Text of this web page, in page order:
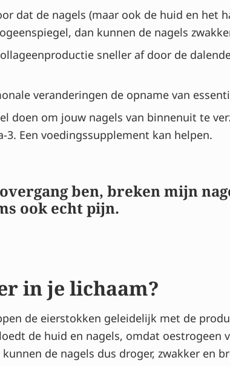
dat de nagels (maar ook de huid en het
dan kunnen de nagels
sneller af door de
veranderingen de opname van
doen om jouw nagels van binnenuit te
3. Een voedingssupplement kan helpen.
ben, breken mijn
ook echt pijn.
in je lichaam?
de eierstokken geleidelijk met de
de huid en nagels, omdat
de nagels dus droger, zwakker en